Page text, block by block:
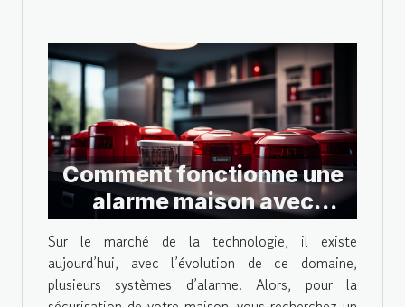
Comment fonctionne une
alarme maison avec
télécommunication ?
Sur le marché de la technologie, il existe
aujourd’hui, avec l’évolution de ce domaine,
plusieurs systèmes d’alarme. Alors, pour la